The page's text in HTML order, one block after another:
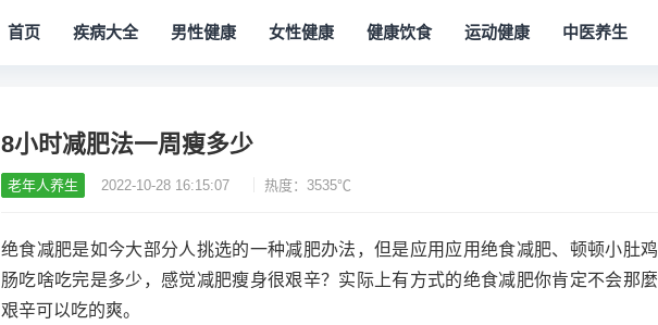
首页 疾病大全 男性健康 女性健康 健康饮食 运动健康 中医养生
8小时减肥法一周瘦多少
老年人养生 2022-10-28 16:15:07 热度：3535℃
绝食减肥是如今大部分人挑选的一种减肥办法，但是应用应用绝食减肥、顿顿小肚鸡
肠吃啥吃完是多少，感觉减肥瘦身很艰辛？实际上有方式的绝食减肥你肯定不会那麼
艰辛可以吃的爽。